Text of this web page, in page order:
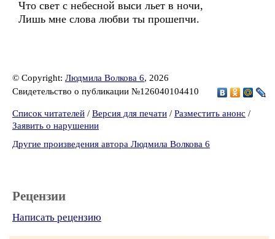
Что свет с небесной выси льет в ночи,
Лишь мне слова любви ты прошепчи.
© Copyright: Людмила Волкова 6, 2026
Свидетельство о публикации №126040104410
Список читателей / Версия для печати / Разместить анонс /
Заявить о нарушении
Другие произведения автора Людмила Волкова 6
Рецензии
Написать рецензию